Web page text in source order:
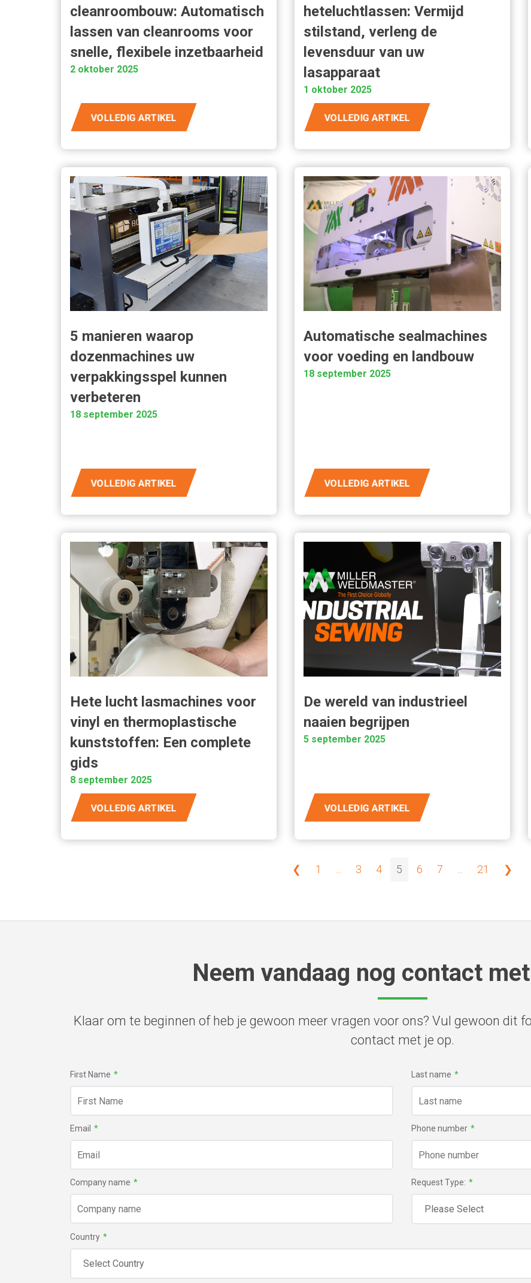
cleanroombouw: Automatisch
lassen van cleanrooms voor
snelle, flexibele inzetbaarheid
2 oktober 2025
VOLLEDIG ARTIKEL
heteluchtlassen: Vermijd
stilstand, verleng de
levensduur van uw
lasapparaat
1 oktober 2025
VOLLEDIG ARTIKEL
5 manieren waarop
dozenmachines uw
verpakkingsspel kunnen
verbeteren
18 september 2025
VOLLEDIG ARTIKEL
Automatische sealmachines
voor voeding en landbouw
18 september 2025
VOLLEDIG ARTIKEL
Hete lucht lasmachines voor
vinyl en thermoplastische
kunststoffen: Een complete
gids
8 september 2025
VOLLEDIG ARTIKEL
De wereld van industrieel
naaien begrijpen
5 september 2025
VOLLEDIG ARTIKEL
❮ 1 3 4 5 6 7 21 ❯
Neem vandaag nog contact
Klaar om te beginnen of heb je gewoon meer vragen voor ons? Vul gewoon dit
contact met je op.
First Name * Last name *
Email * Phone number *
Company name * Request Type: *
Country *